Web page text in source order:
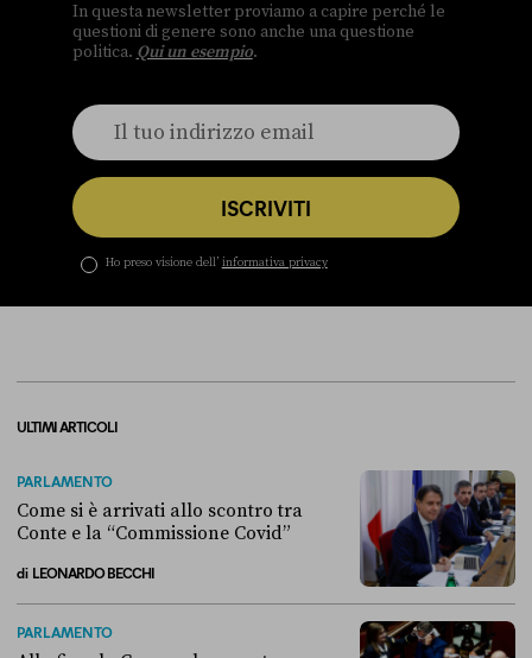
In questa newsletter proviamo a capire perché le
questioni di genere sono anche una questione
politica. Qui un esempio.
ISCRIVITI
Ho preso visione dell’ informativa privacy
ULTIMI ARTICOLI
PARLAMENTO
Come si è arrivati allo scontro tra
Conte e la “Commissione Covid”
di LEONARDO BECCHI
PARLAMENTO